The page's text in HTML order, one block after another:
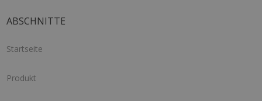
ABSCHNITTE
Startseite
Produkt